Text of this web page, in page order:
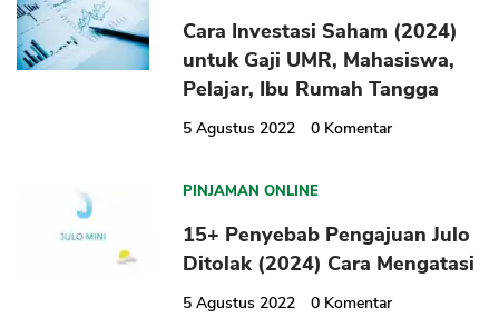
Cara Investasi Saham (2024)
untuk Gaji UMR, Mahasiswa,
Pelajar, Ibu Rumah Tangga
5 Agustus 2022 0 Komentar
PINJAMAN ONLINE
15+ Penyebab Pengajuan Julo
Ditolak (2024) Cara Mengatasi
5 Agustus 2022 0 Komentar